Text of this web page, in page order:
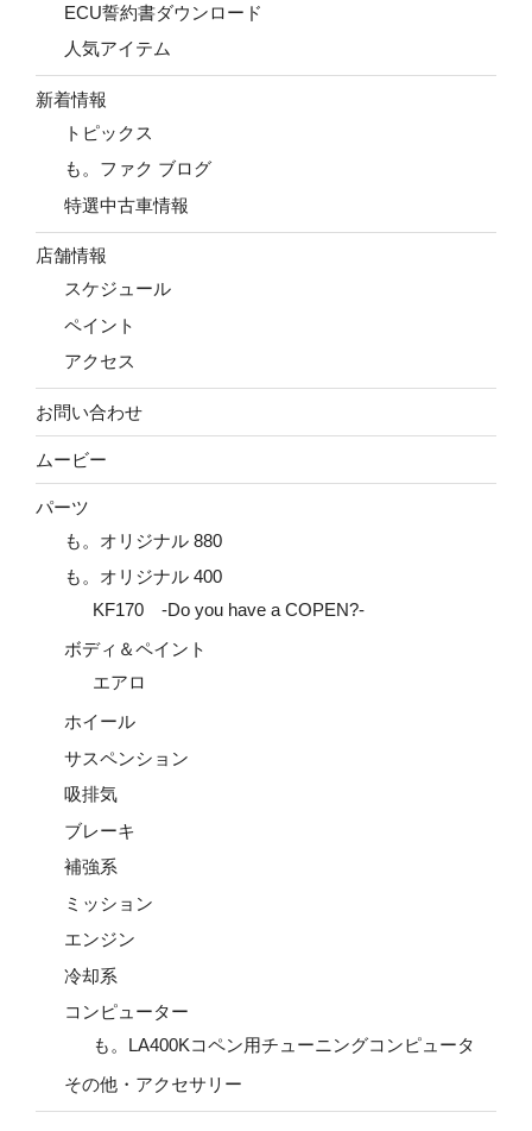
ECU誓約書ダウンロード
人気アイテム
新着情報
トピックス
も。ファク ブログ
特選中古車情報
店舗情報
スケジュール
ペイント
アクセス
お問い合わせ
ムービー
パーツ
も。オリジナル 880
も。オリジナル 400
KF170 -Do you have a COPEN?-
ボディ＆ペイント
エアロ
ホイール
サスペンション
吸排気
ブレーキ
補強系
ミッション
エンジン
冷却系
コンピューター
も。LA400Kコペン用チューニングコンピュータ
その他・アクセサリー